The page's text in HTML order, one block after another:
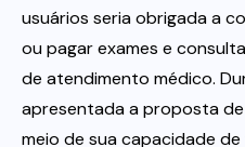
usuários seria obrigada a
ou pagar exames e
de atendimento médico.
apresentada a proposta
meio de sua capacidade